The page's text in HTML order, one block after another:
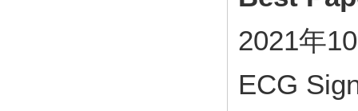
2021年
ECG